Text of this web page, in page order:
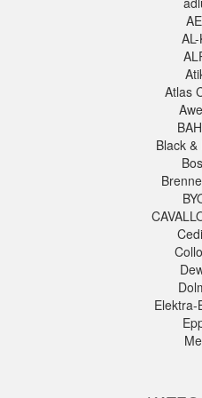
Atlas
Black
Elektra-